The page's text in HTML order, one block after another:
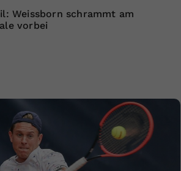
Weissborn schrammt am
vorbei